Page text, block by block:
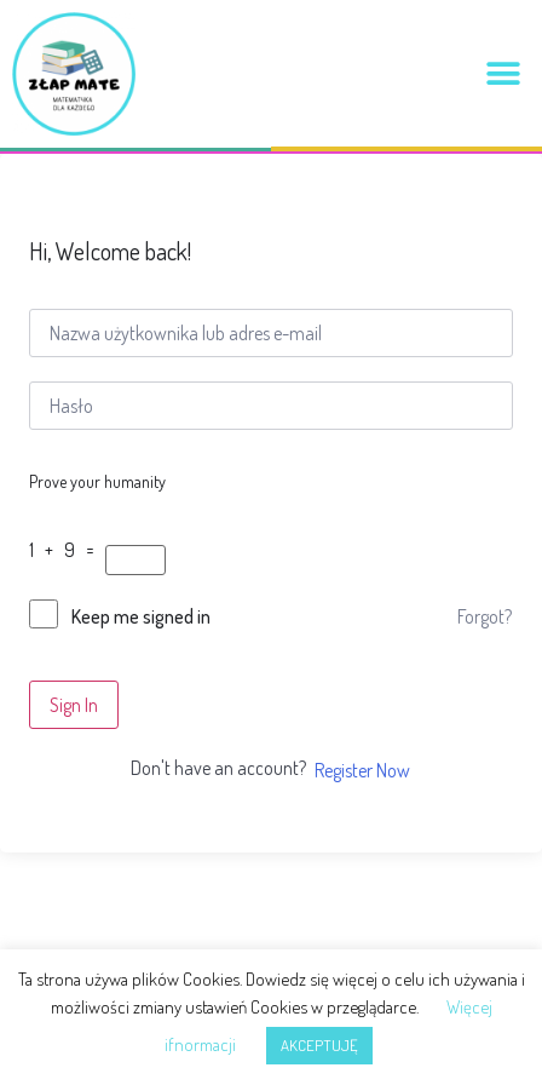
Hi, Welcome back!
Prove your humanity
1 + 9 =
Keep me signed in Forgot?
Sign In
Don't have an account? Register Now
Ta strona używa plików Cookies. Dowiedz się więcej o celu ich używania i
możliwości zmiany ustawień Cookies w przeglądarce.
Więcej
ifnormacji
AKCEPTUJĘ